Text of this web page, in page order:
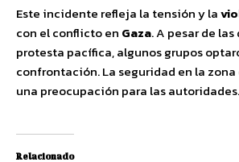
Este incidente refleja la tensión y la
con el conflicto en Gaza. A pesar de
protesta pacífica, algunos grupos
confrontación. La seguridad en la
una preocupación para las autoridades.
Relacionado